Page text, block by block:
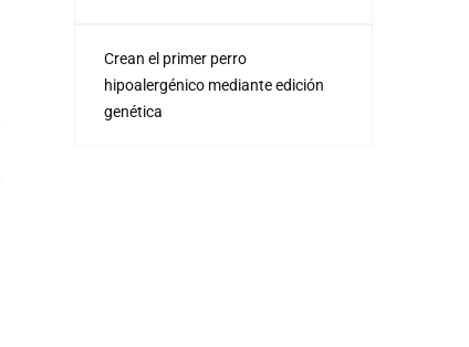
Crean el primer perro
hipoalergénico mediante edición
genética